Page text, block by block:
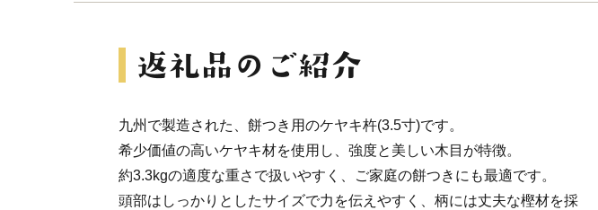
九州で製造された、餅つき用のケヤキ杵(3.5寸)です。
希少価値の高いケヤキ材を使用し、強度と美しい木目が特徴。
約3.3kgの適度な重さで扱いやすく、ご家庭の餅つきにも最適です。
頭部はしっかりとしたサイズで力を伝えやすく、柄には丈夫な樫材を採